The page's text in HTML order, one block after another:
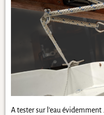
A tester sur l’eau